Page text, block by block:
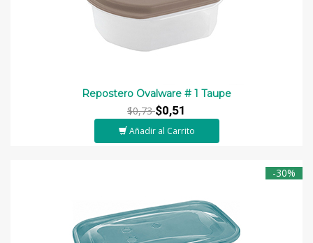
Repostero Ovalware # 1 Taupe
$0,73$0,51
Añadir al Carrito
-30%